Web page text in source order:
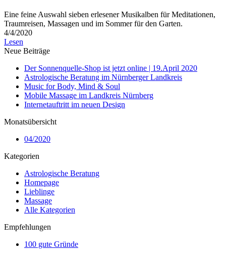
Eine feine Auswahl sieben erlesener Musikalben für Meditationen,
Traumreisen, Massagen und im Sommer für den Garten.
4/4/2020
Lesen
Neue Beiträge
Der Sonnenquelle-Shop ist jetzt online | 19.April 2020
Astrologische Beratung im Nürnberger Landkreis
Music for Body, Mind & Soul
Mobile Massage im Landkreis Nürnberg
Internetauftritt im neuen Design
Monatsübersicht
04/2020
Kategorien
Astrologische Beratung
Homepage
Lieblinge
Massage
Alle Kategorien
Empfehlungen
100 gute Gründe